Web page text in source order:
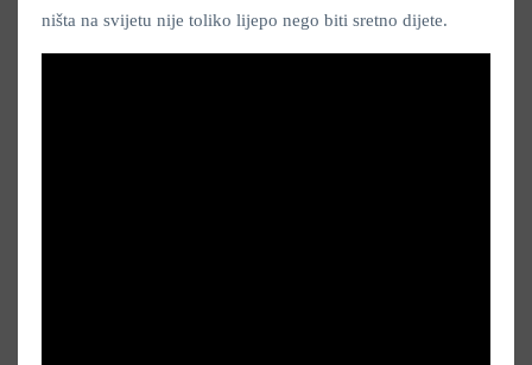
ništa na svijetu nije toliko lijepo nego biti sretno dijete.